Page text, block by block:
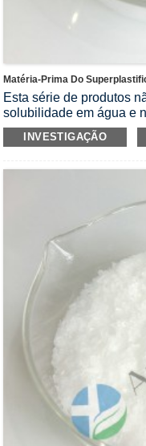
Matéria-Prima Do
Esta série de produtos
solubilidade em água e
boa compatibilidade
produto final tem forte
e bom efeito de reforço,
respeito ao meio
comercial de alto
C60) para mistura no
INVESTIGAÇÃO